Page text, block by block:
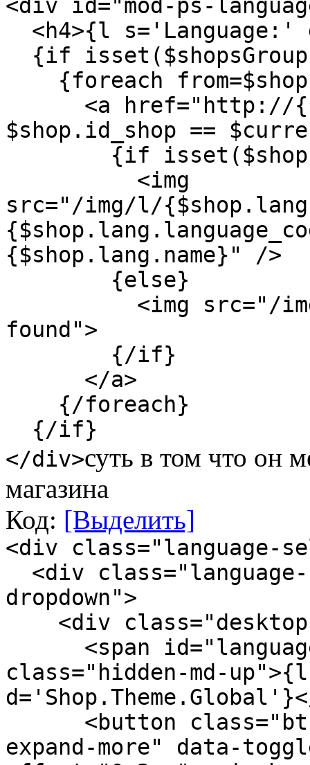
<div id="mod-ps-
<h4>{l s='Language:'
{if
{foreach
<a href="http://
$shop.id_shop ==
{if
<img
src="/img/l/
{$shop.lang.name}" />
{else}
<img src="/img/l/
found">
{/if}
</a>
{/foreach}
{/if}
</div>суть в том что он
магазина
Код: [Выделить]
<div class="language-
<div
dropdown">
<div class="desktop-
<span
class="hidden-md-
<button class="btn-
expand-more" data-